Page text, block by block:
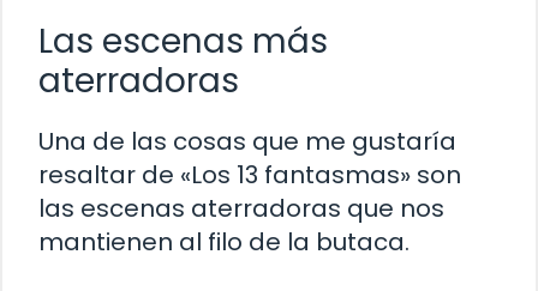
Las escenas más
aterradoras
Una de las cosas que me gustaría
resaltar de «Los 13 fantasmas» son
las escenas aterradoras que nos
mantienen al filo de la butaca.